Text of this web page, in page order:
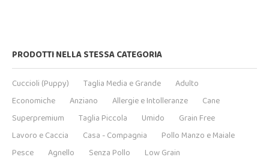
PRODOTTI NELLA STESSA CATEGORIA
Cuccioli (Puppy) Taglia Media e Grande
Adulto
Economiche
Anziano Allergie e Intolleranze
Cane
Superpremium
Taglia Piccola Umido
Grain Free
Lavoro e Caccia
Casa - Compagnia
Pollo Manzo e Maiale
Pesce
Agnello Senza Pollo Low Grain